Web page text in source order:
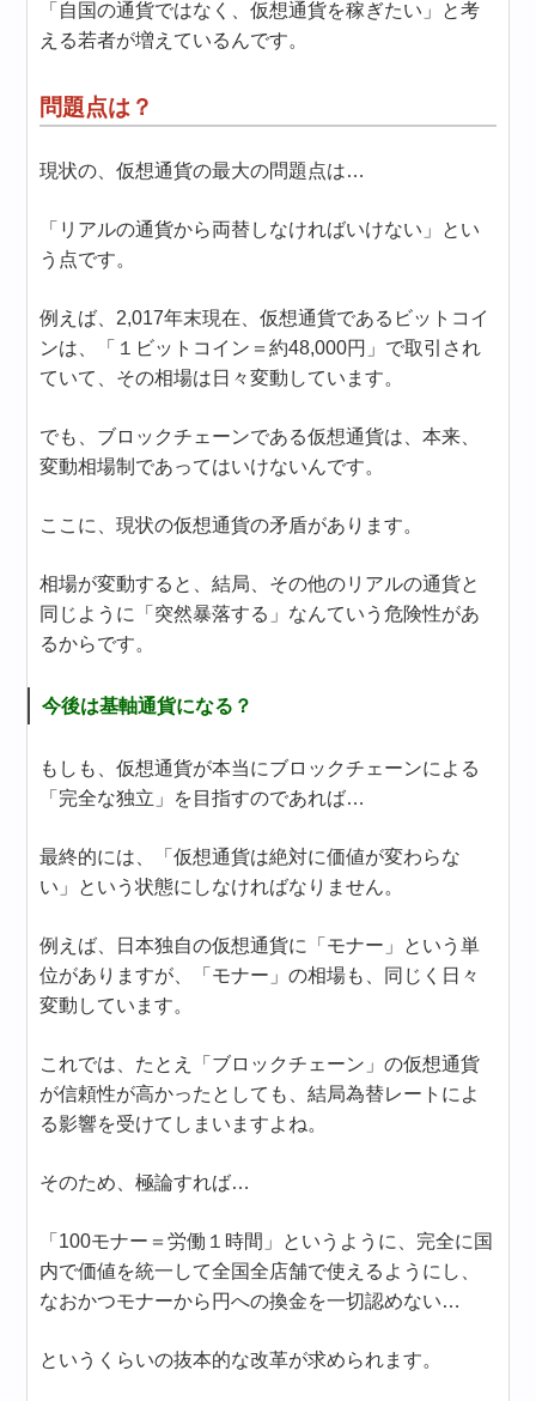
「自国の通貨ではなく、仮想通貨を稼ぎたい」と考
える若者が増えているんです。
問題点は？
現状の、仮想通貨の最大の問題点は…
「リアルの通貨から両替しなければいけない」とい
う点です。
例えば、2,017年末現在、仮想通貨であるビットコイ
ンは、「１ビットコイン＝約48,000円」で取引され
ていて、その相場は日々変動しています。
でも、ブロックチェーンである仮想通貨は、本来、
変動相場制であってはいけないんです。
ここに、現状の仮想通貨の矛盾があります。
相場が変動すると、結局、その他のリアルの通貨と
同じように「突然暴落する」なんていう危険性があ
るからです。
今後は基軸通貨になる？
もしも、仮想通貨が本当にブロックチェーンによる
「完全な独立」を目指すのであれば…
最終的には、「仮想通貨は絶対に価値が変わらな
い」という状態にしなければなりません。
例えば、日本独自の仮想通貨に「モナー」という単
位がありますが、「モナー」の相場も、同じく日々
変動しています。
これでは、たとえ「ブロックチェーン」の仮想通貨
が信頼性が高かったとしても、結局為替レートによ
る影響を受けてしまいますよね。
そのため、極論すれば…
「100モナー＝労働１時間」というように、完全に国
内で価値を統一して全国全店舗で使えるようにし、
なおかつモナーから円への換金を一切認めない…
というくらいの抜本的な改革が求められます。